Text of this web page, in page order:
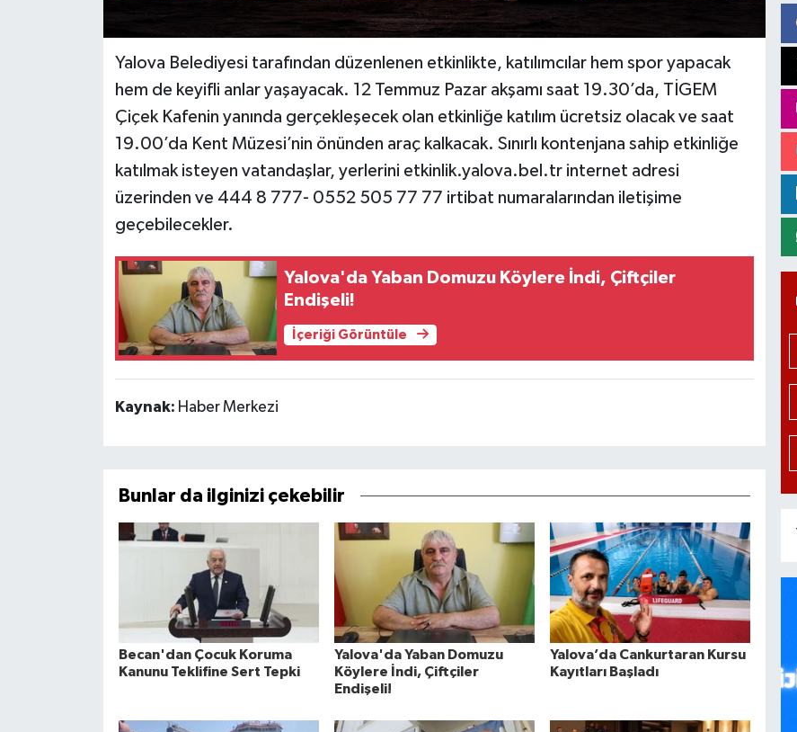
Yalova Belediyesi tarafından düzenlenen etkinlikte, katılımcılar hem spor yapacak
hem de keyifli anlar yaşayacak. 12 Temmuz Pazar akşamı saat 19.30’da, TİGEM
Çiçek Kafenin yanında gerçekleşecek olan etkinliğe katılım ücretsiz olacak ve saat
19.00’da Kent Müzesi’nin önünden araç kalkacak. Sınırlı kontenjana sahip etkinliğe
katılmak isteyen vatandaşlar, yerlerini etkinlik.yalova.bel.tr internet adresi
üzerinden ve 444 8 777- 0552 505 77 77 irtibat numaralarından iletişime
geçebilecekler.
Yalova'da Yaban Domuzu Köylere İndi, Çiftçiler
Endişeli!
İçeriği Görüntüle
Kaynak: Haber Merkezi
Bunlar da ilginizi çekebilir
Becan'dan Çocuk Koruma
Kanunu Teklifine Sert Tepki
Yalova'da Yaban Domuzu
Köylere İndi, Çiftçiler
Endişeli!
Yalova’da Cankurtaran Kursu
Kayıtları Başladı